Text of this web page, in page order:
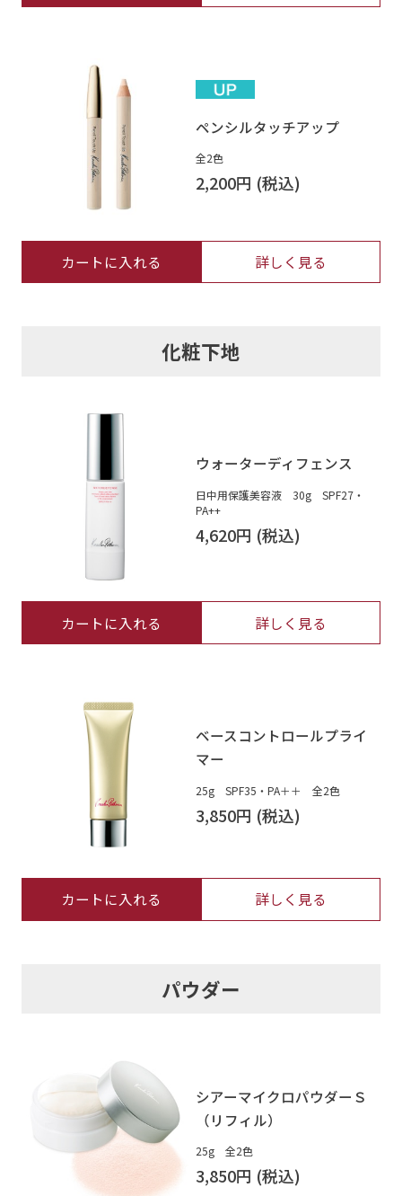
ペンシルタッチアップ
全2色
2,200円
カートに入れる 詳しく見る
化粧下地
ウォーターディフェンス
日中用保護美容液 30g SPF27・
PA++
4,620円
カートに入れる 詳しく見る
ベースコントロールプライ
マー
25g SPF35・PA＋＋ 全2色
3,850円
カートに入れる 詳しく見る
パウダー
シアーマイクロパウダーＳ
（リフィル）
25g 全2色
3,850円